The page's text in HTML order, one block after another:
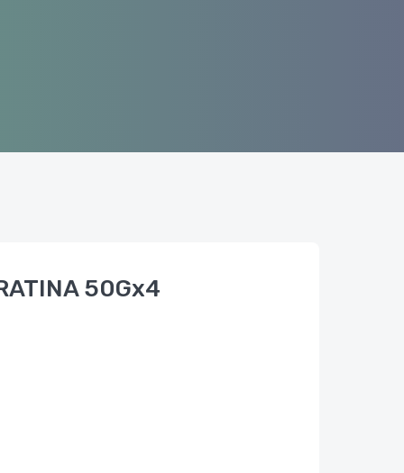
50Gx4